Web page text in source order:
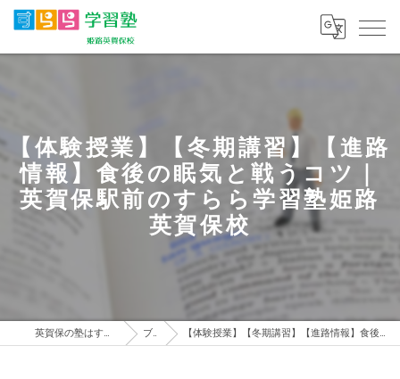
【体験授業】【冬期講習】【進路
情報】食後の眠気と戦うコツ｜
英賀保駅前のすらら学習塾姫路
英賀保校
英賀保の塾はすらら学習塾 姫路英賀保校 ブログ 【体験授業】【冬期講習】【進路情報】食後の眠気と戦うコツ｜英賀保駅前のすらら学習塾姫路英賀保校